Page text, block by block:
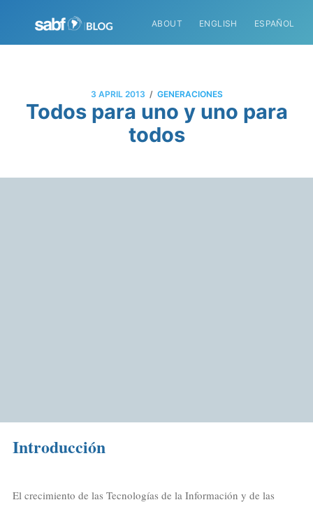
ABOUT ENGLISH ESPAÑOL
3 APRIL 2013 / GENERACIONES
Todos para uno y uno para
todos
Introducción
El crecimiento de las Tecnologías de la Información y de las